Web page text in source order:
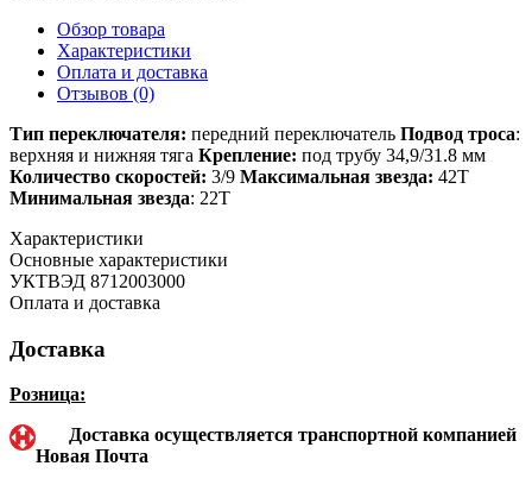
Обзор товара
Характеристики
Оплата и доставка
Отзывов (0)
Тип переключателя: передний переключатель Подвод троса:
верхняя и нижняя тяга Крепление: под трубу 34,9/31.8 мм
Количество скоростей: 3/9 Максимальная звезда: 42Т
Минимальная звезда: 22T
Характеристики
Основные характеристики
УКТВЭД 8712003000
Оплата и доставка
Доставка
Розница:
Доставка осуществляется транспортной компанией
Новая Почта